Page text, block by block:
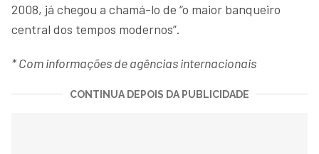
2008, já chegou a chamá-lo de “o maior banqueiro
central dos tempos modernos”.
* Com informações de agências internacionais
CONTINUA DEPOIS DA PUBLICIDADE